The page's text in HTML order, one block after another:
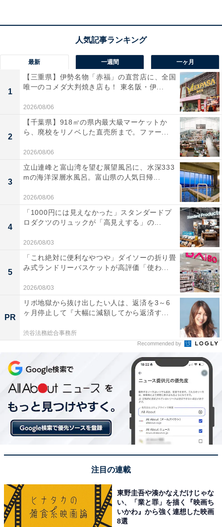
「ポケットが選べるコレクションケース A5スリム」の内側
別売りポケットで自分好みにアレンジ！
別売りポケットで自分好みに使える
「ポケットが選べるシリーズ 専用リフィル A5スリム
用」として、別売りのポケットが数種類発売されてい
最新 一週間 一ヶ月
1
【三重県】伊勢名物「赤福」の直営店に、全国
唯一のコメダ大判焼き店も！ 東名阪・伊...
2026/08/06
2
【千葉県】918㎡の県内最大級マーケットか
ら、廃校をリノベした直売所まで。ファー...
2026/08/06
3
立山連峰と富山湾を望む展望風呂に、水深333
mの海洋深層水風呂。富山県の人気日帰...
2026/08/06
4
「1000円には見えなかった」スタンダードプ
ロダクツのリュックが「高見えする」の...
2026/08/03
5
「これ絶対に便利なやつや」ダイソーの折り畳
み式ランドリーバスケットが高評価「使わ...
2026/08/03
PR
リボ地獄から抜け出したい人は、返済を3～6
ヶ月停止して『大幅に減額してから返済す...
渋谷法務総合事務所
Recommended by
注目の連載
東野圭吾や湊かなえだけじゃな
い、「業と罪」を描く『映画ち
いかわ』から強く連想した映画
8選